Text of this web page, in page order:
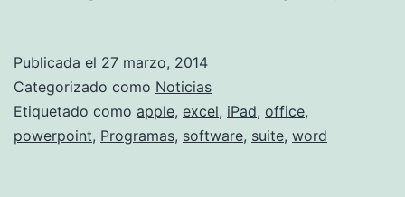
Publicada el 27 marzo, 2014
Categorizado como Noticias
Etiquetado como apple, excel, iPad, office,
powerpoint, Programas, software, suite, word